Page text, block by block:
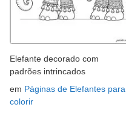
Elefante decorado com
padrões intrincados
em Páginas de Elefantes para
colorir